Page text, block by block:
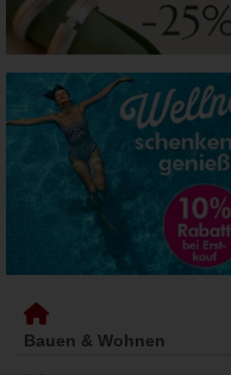
Bauen & Wohnen